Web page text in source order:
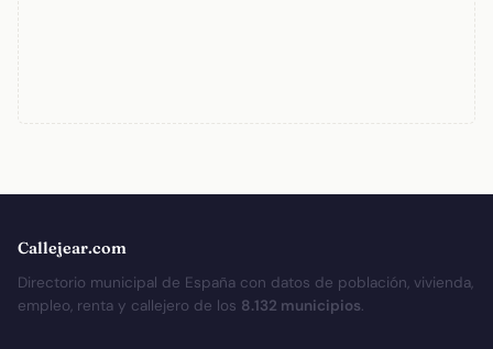
Callejear.com
Directorio municipal de España con datos de población, vivienda,
empleo, renta y callejero de los 8.132 municipios.